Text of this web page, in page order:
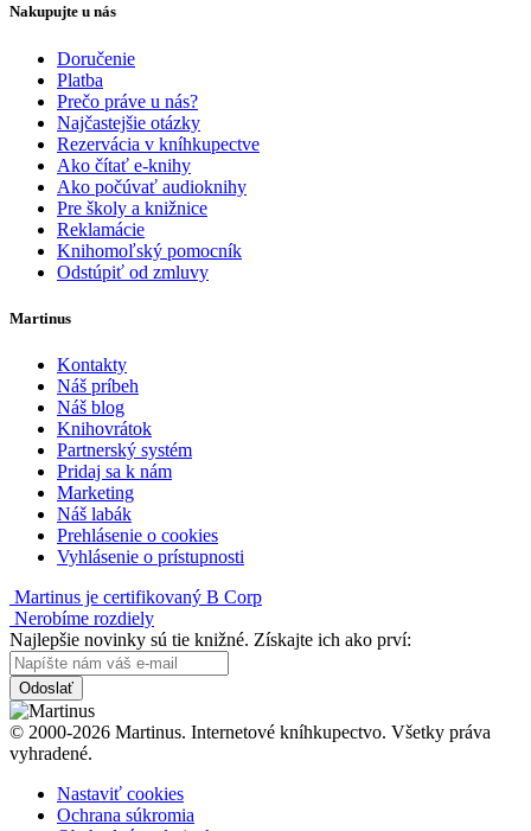
Nakupujte u nás
Doručenie
Platba
Prečo práve u nás?
Najčastejšie otázky
Rezervácia v kníhkupectve
Ako čítať e-knihy
Ako počúvať audioknihy
Pre školy a knižnice
Reklamácie
Knihomoľský pomocník
Odstúpiť od zmluvy
Martinus
Kontakty
Náš príbeh
Náš blog
Knihovrátok
Partnerský systém
Pridaj sa k nám
Marketing
Náš labák
Prehlásenie o cookies
Vyhlásenie o prístupnosti
Martinus je certifikovaný B Corp
Nerobíme rozdiely
Najlepšie novinky sú tie knižné. Získajte ich ako prví:
Odoslať
© 2000-2026 Martinus. Internetové kníhkupectvo. Všetky práva
vyhradené.
Nastaviť cookies
Ochrana súkromia